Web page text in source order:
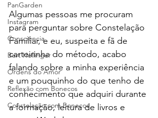
PanGarden
Instagram
Consciência
Bert Hellinger
Ordens do Amor
Reflexão com Bonecos
Constelação com Bonecos
Algumas pessoas me procuram
para perguntar sobre Constelação
Familiar, e eu, suspeita e fã de
carteirinha do método, acabo
falando sobre a minha experiência
e um pouquinho do que tenho de
conhecimento que adquiri durante
a formação, leitura de livros e